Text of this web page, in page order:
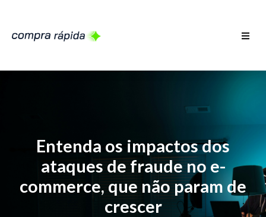
Entenda os impactos dos
ataques de fraude no e-
commerce, que não param de
crescer